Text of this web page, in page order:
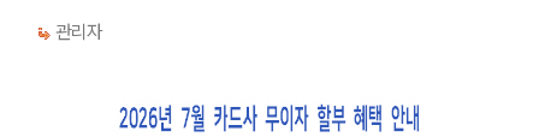
관리자